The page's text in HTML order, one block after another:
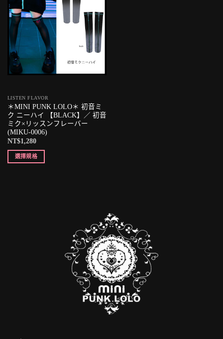
LISTEN FLAVOR
＊MINI PUNK LOLO＊ 初音ミ
ク ニーハイ 【BLACK】／ 初音
ミク×リッスンフレーバー
(MIKU-0006)
NT$1,280
選擇規格